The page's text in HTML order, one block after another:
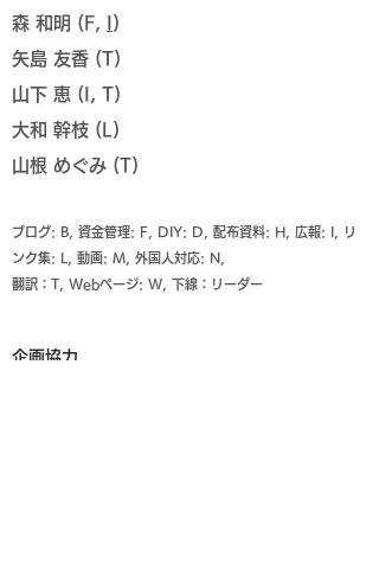
森 和明 (F,
)
矢島 友香 (T)
山下 恵 (I, T)
大和 幹枝 (L)
山根 めぐみ (T)
ブログ: B, 資金管理: F, DIY: D, 配布資料: H, 広報: I, リ
ンク集: L, 動画: M, 外国人対応: N,
翻訳：T, Webページ: W, 下線：リーダー
企画協力